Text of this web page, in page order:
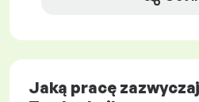
Jaką pracę